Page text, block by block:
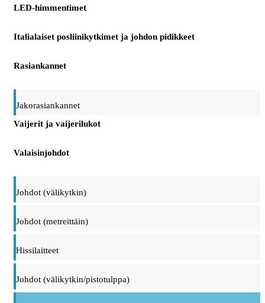
LED-himmentimet
Italialaiset posliinikytkimet ja johdon pidikkeet
Rasiankannet
Jakorasiankannet
Vaijerit ja vaijerilukot
Valaisinjohdot
Johdot (välikytkin)
Johdot (metreittäin)
Hissilaitteet
Johdot (välikytkin/pistotulppa)